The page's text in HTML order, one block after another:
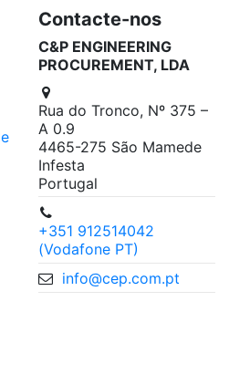
Contacte-nos
C&P ENGINEERING
PROCUREMENT, LDA
Rua do Tronco, Nº 375 –
A 0.9
4465-275 São Mamede
Infesta
Portugal
+351 912514042
(Vodafone PT)
info@cep.com.pt